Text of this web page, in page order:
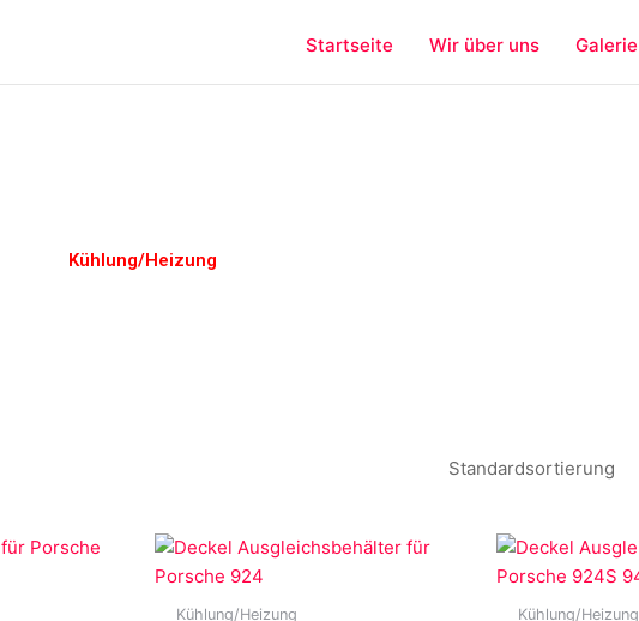
Startseite Wir über uns Galerie
Kühlung/Heizung
Kühlung/Heizung Kühlung/Heizung